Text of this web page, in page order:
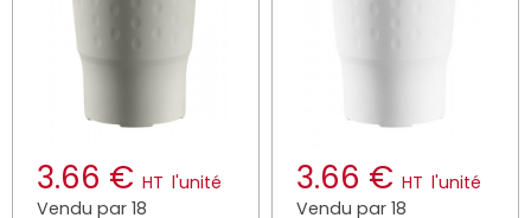
3.66 € HT l'unité
Vendu par 18
3.66 € HT l'unité
Vendu par 18